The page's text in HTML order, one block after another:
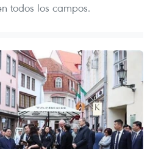
todos los campos.